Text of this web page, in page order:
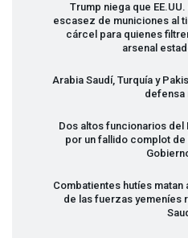
Trump niega que
escasez de municiones al
cárcel para quienes
arsenal
Arabia Saudí, Turquía y
defensa
Dos altos funcionarios
por un fallido complot
Combatientes hutíes matan
de las fuerzas yemeníes